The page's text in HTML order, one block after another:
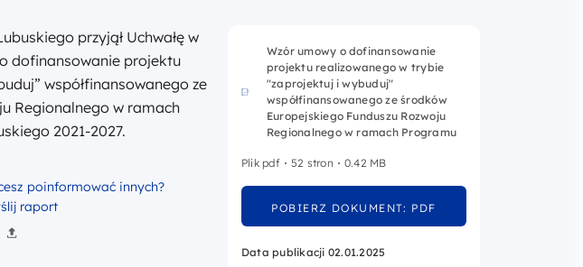
przyjął Uchwałę w
dofinansowanie projektu
współfinansowanego ze
Regionalnego w ramach
2021-2027.
poinformować innych?
raport
Wzór umowy o dofinansowanie
projektu realizowanego w trybie
"zaprojektuj i wybuduj"
współfinansowanego ze środków
Europejskiego Funduszu Rozwoju
Regionalnego w ramach Programu
Plik pdf 52 stron 0.42 MB
POBIERZ DOKUMENT: PDF
Data publikacji 02.01.2025